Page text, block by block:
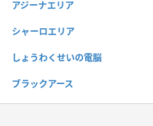
アジーナエリア
シャーロエリア
しょうわくせいの電脳
ブラックアース